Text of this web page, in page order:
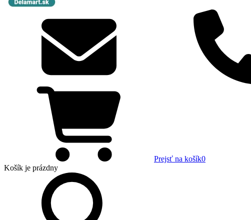
Prejsť na košík0
Košík je prázdny